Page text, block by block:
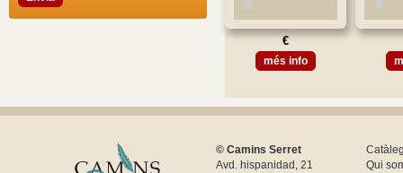
€
més info
© Camins Serret
Avd. hispanidad, 21
Qui